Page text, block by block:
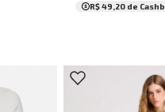
R$ 49,20 de